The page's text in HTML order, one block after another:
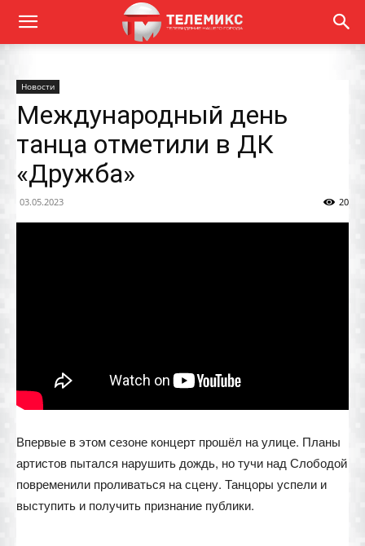
Новости
Международный день
танца отметили в ДК
«Дружба»
03.05.2023 20
Впервые в этом сезоне концерт прошёл на улице. Планы
артистов пытался нарушить дождь, но тучи над Слободой
повременили проливаться на сцену. Танцоры успели и
выступить и получить признание публики.